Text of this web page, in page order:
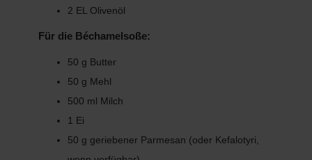
2 EL Olivenöl
Für die Béchamelsoße:
50 g Butter
50 g Mehl
500 ml Milch
1 Ei
50 g geriebener Parmesan (oder Kefalotyri,